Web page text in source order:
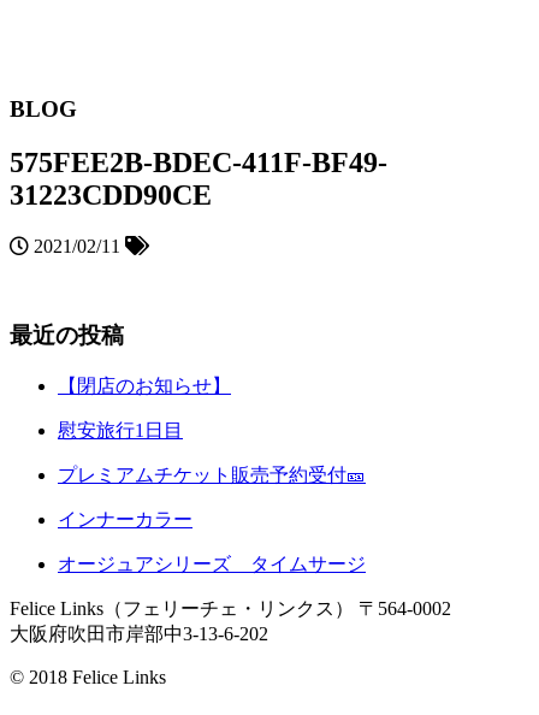
BLOG
575FEE2B-BDEC-411F-BF49-
31223CDD90CE
2021/02/11
最近の投稿
【閉店のお知らせ】
慰安旅行1日目
プレミアムチケット販売予約受付🎫
インナーカラー
オージュアシリーズ タイムサージ
Felice Links（フェリーチェ・リンクス）
〒564-0002
大阪府吹田市岸部中3-13-6-202
© 2018 Felice Links